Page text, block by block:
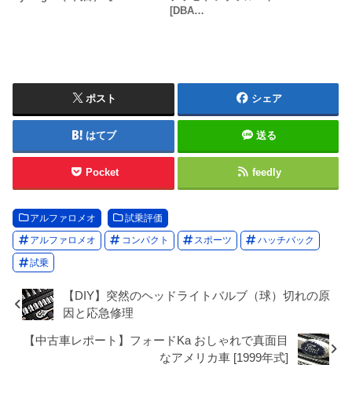
[DBA…
ポスト シェア
はてブ 送る
Pocket feedly
アルファロメオ 試乗評価
アルファロメオ コンパクト スポーツ ハッチバック
試乗
【DIY】突然のヘッドライトバルブ（球）切れの原
因と応急修理
【中古車レポート】フォードKa おしゃれで真面目
なアメリカ車 [1999年式]